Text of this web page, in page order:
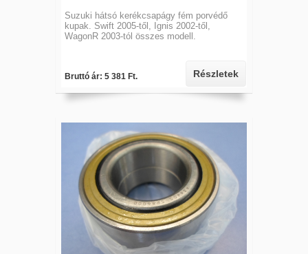
Suzuki hátsó kerékcsapágy fém porvédő
kupak. Swift 2005-től, Ignis 2002-től,
WagonR 2003-tól összes modell.
Bruttó ár: 5 381 Ft. Részletek